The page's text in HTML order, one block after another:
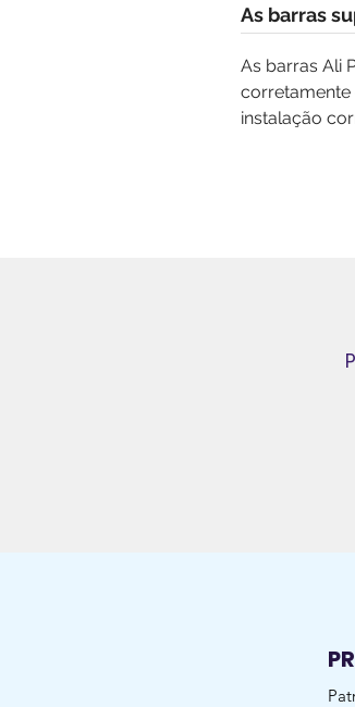
As barras
As barras Ali
corretamente
instalação